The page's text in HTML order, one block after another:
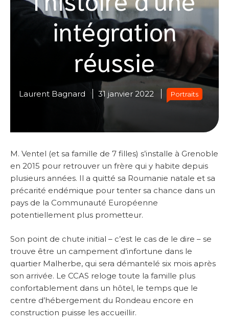
intégration
réussie
Laurent Bagnard 31 janvier 2022 Portraits
M. Ventel (et sa famille de 7 filles) s’installe à Grenoble
en 2015 pour retrouver un frère qui y habite depuis
plusieurs années. Il a quitté sa Roumanie natale et sa
précarité endémique pour tenter sa chance dans un
pays de la Communauté Européenne
potentiellement plus prometteur.
Son point de chute initial – c’est le cas de le dire – se
trouve être un campement d’infortune dans le
quartier Malherbe, qui sera démantelé six mois après
son arrivée. Le CCAS reloge toute la famille plus
confortablement dans un hôtel, le temps que le
centre d’hébergement du Rondeau encore en
construction puisse les accueillir.